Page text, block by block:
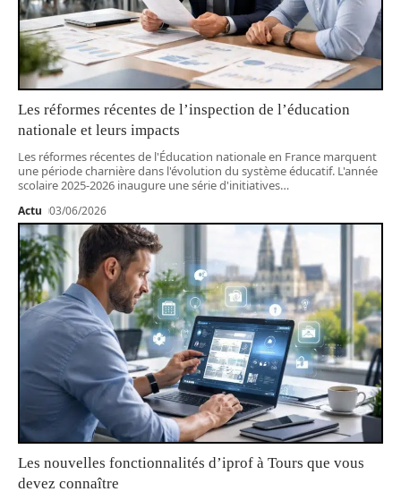
Les réformes récentes de l’inspection de l’éducation
nationale et leurs impacts
Les réformes récentes de l'Éducation nationale en France marquent
une période charnière dans l'évolution du système éducatif. L'année
scolaire 2025-2026 inaugure une série d'initiatives…
Actu 03/06/2026
Les nouvelles fonctionnalités d’iprof à Tours que vous
devez connaître